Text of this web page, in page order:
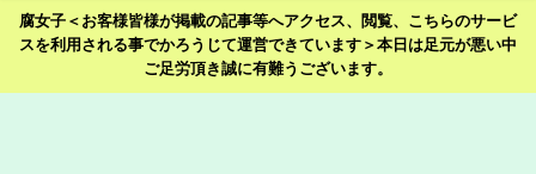
腐女子＜お客様皆様が掲載の記事等へアクセス、閲覧、こちらのサービ
スを利用される事でかろうじて運営できています＞本日は足元が悪い中
ご足労頂き誠に有難うございます。